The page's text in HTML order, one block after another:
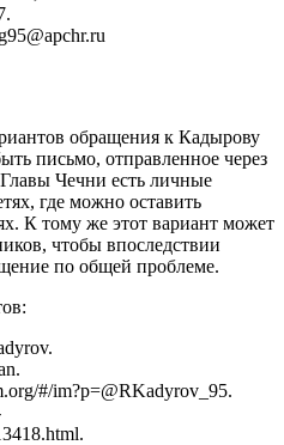
обращения к Кадырову
письмо, отправленное через
Чечни есть личные
где можно оставить
К тому же этот вариант может
чтобы впоследствии
по общей проблеме.
#/im?p=@RKadyrov_95.